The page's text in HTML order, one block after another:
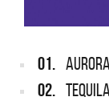
01.
02.